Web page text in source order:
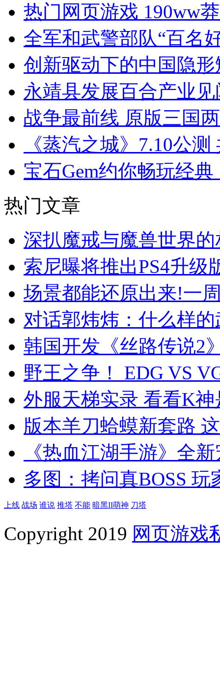
热门网页游戏 190ww
全军和武警部队“百名
创新驱动下的中国隐
永靖县发展百合产业见
战争最前线 原版三国
《蒸汽之城》7.10公
宝石Gem约你畅玩经
热门文章
深扒魔戒与魔兽世界
索尼曝将推出PS4升级
场景都能还原出来!一
对话郭炜炜：什么样
韩国开发《丝路传说2
野王之争！ EDG VS
外服天梯实录 看看K
版本羊刀蛤蟆新套路
《热血江湖手游》全
多图：拷问真BOSS 玩
上线 战场 谁说 推塔 不能 暗黑II萌神 刀塔
Copyright 2019 网页游戏